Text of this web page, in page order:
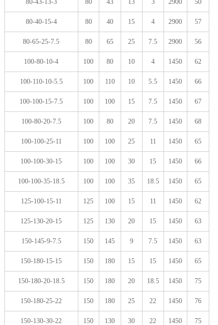
80-43-13-3 80 43 13 3 2900 50
80-40-15-4 80 40 15 4 2900 57
80-65-25-7.5 80 65 25 7.5 2900 56
100-80-10-4 100 80 10 4 1450 62
100-110-10-5.5 100 110 10 5.5 1450 66
100-100-15-7.5 100 100 15 7.5 1450 67
100-80-20-7.5 100 80 20 7.5 1450 68
100-100-25-11 100 100 25 11 1450 65
100-100-30-15 100 100 30 15 1450 66
100-100-35-18.5 100 100 35 18.5 1450 65
125-100-15-11 125 100 15 11 1450 62
125-130-20-15 125 130 20 15 1450 63
150-145-9-7.5 150 145 9 7.5 1450 63
150-180-15-15 150 180 15 15 1450 65
150-180-20-18.5 150 180 20 18.5 1450 75
150-180-25-22 150 180 25 22 1450 76
150-130-30-22 150 130 30 22 1450 75